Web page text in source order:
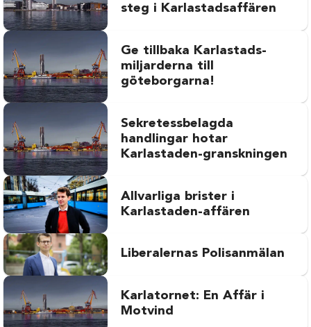
steg i Karlastadsaffären
Ge tillbaka Karlastads-
miljarderna till
göteborgarna!
Sekretessbelagda
handlingar hotar
Karlastaden-granskningen
Allvarliga brister i
Karlastaden-affären
Liberalernas Polisanmälan
Karlatornet: En Affär i
Motvind